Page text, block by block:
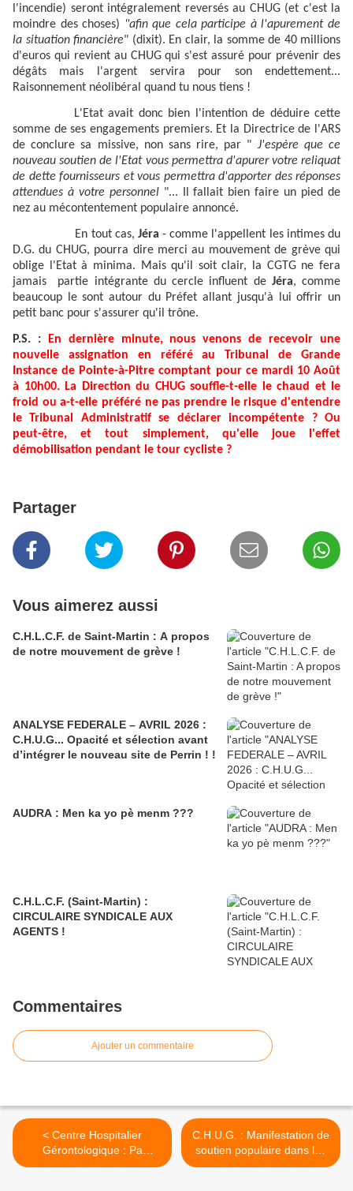
l'incendie) seront intégralement reversés au CHUG (et c'est la
moindre des choses) "afin que cela participe à l'apurement de
la situation financière" (dixit). En clair, la somme de 40 millions
d'euros qui revient au CHUG qui s'est assuré pour prévenir des
dégâts mais l'argent servira pour son endettement...
Raisonnement néolibéral quand tu nous tiens !
L'Etat avait donc bien l'intention de déduire cette
somme de ses engagements premiers. Et la Directrice de l'ARS
de conclure sa missive, non sans rire, par " J'espère que ce
nouveau soutien de l'Etat vous permettra d'apurer votre reliquat
de dette fournisseurs et vous permettra d'apporter des réponses
attendues à votre personnel"... Il fallait bien faire un pied de
nez au mécontentement populaire annoncé.
En tout cas, Jéra - comme l'appellent les intimes du
D.G. du CHUG, pourra dire merci au mouvement de grève qui
oblige l'Etat à minima. Mais qu'il soit clair, la CGTG ne fera
jamais partie intégrante du cercle influent de Jéra, comme
beaucoup le sont autour du Préfet allant jusqu'à lui offrir un
petit banc pour s'assurer qu'il trône.
P.S. :
En dernière minute, nous venons de recevoir une
nouvelle assignation en référé au Tribunal de Grande
Instance de Pointe-à-Pitre comptant pour ce mardi 10 Août
à 10h00. La Direction du CHUG souffle-t-elle le chaud et le
froid ou a-t-elle préféré ne pas prendre le risque d'entendre
le Tribunal Administratif se déclarer incompétente ? Ou
peut-être, et tout simplement, qu'elle joue l'effet
démobilisation pendant le tour cycliste ?
Partager
Vous aimerez aussi
C.H.L.C.F. de Saint-Martin : A propos
de notre mouvement de grève !
ANALYSE FEDERALE – AVRIL 2026 :
C.H.U.G... Opacité et sélection avant
d’intégrer le nouveau site de Perrin ! !
AUDRA : Men ka yo pè menm ???
C.H.L.C.F. (Saint-Martin) :
CIRCULAIRE SYNDICALE AUX
AGENTS !
Commentaires
Ajouter un commentaire
< Centre Hospitalier
Gérontologique : Pa
konfonn koko é zabwiko !
C.H.U.G. : Manifestation de
soutien populaire dans les
rues de Pointe-à-Pitre, ce